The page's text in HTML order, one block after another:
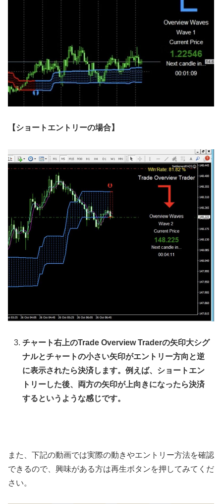
【ショートエントリーの場合】
チャート右上のTrade Overview Traderの矢印大シグ
ナルとチャートの小さい矢印がエントリー方向と逆
に表示されたら決済します。例えば、ショートエン
トリーした後、両方の矢印が上向きになったら決済
するというような感じです。
また、下記の動画では実際の動きやエントリー方法を確認
できるので、興味がある方は再生ボタンを押してみてくだ
さい。